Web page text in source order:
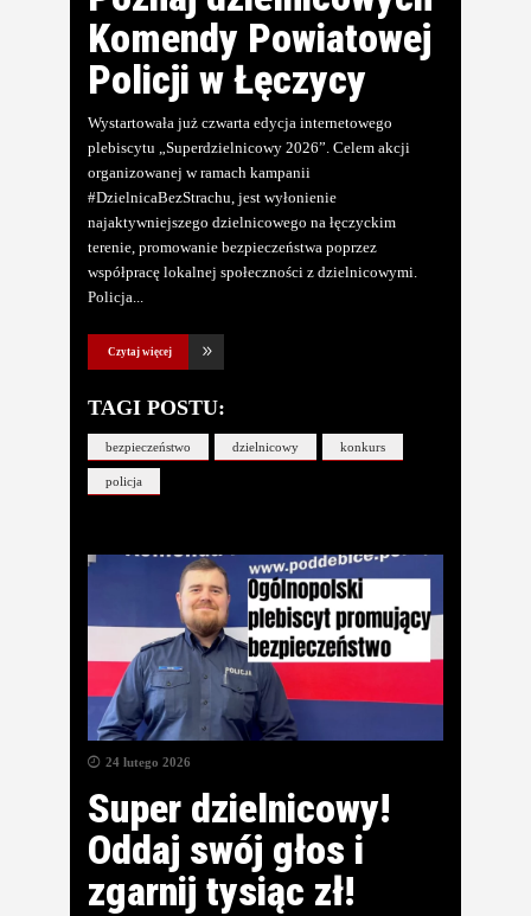
Komendy Powiatowej
Policji w Łęczycy
Wystartowała już czwarta edycja internetowego
plebiscytu „Superdzielnicowy 2026”. Celem akcji
organizowanej w ramach kampanii
#DzielnicaBezStrachu, jest wyłonienie
najaktywniejszego dzielnicowego na łęczyckim
terenie, promowanie bezpieczeństwa poprzez
współpracę lokalnej społeczności z dzielnicowymi.
Policja
Czytaj więcej
TAGI POSTU:
bezpieczeństwo dzielnicowy konkurs
policja
24 lutego 2026
Super dzielnicowy!
Oddaj swój głos i
zgarnij tysiąc zł!